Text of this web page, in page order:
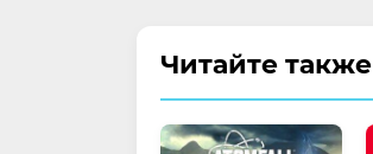
Читайте также